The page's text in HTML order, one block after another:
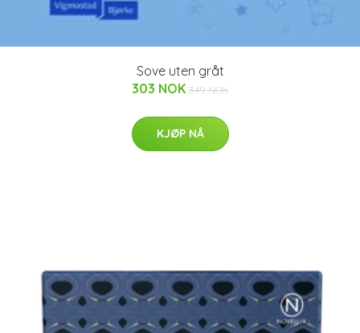
Sove uten gråt
303 NOK 349 NOK
KJØP NÅ